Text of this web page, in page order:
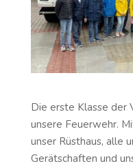
Die erste Klasse der
unsere Feuerwehr.
unser Rüsthaus, alle
Gerätschaften und